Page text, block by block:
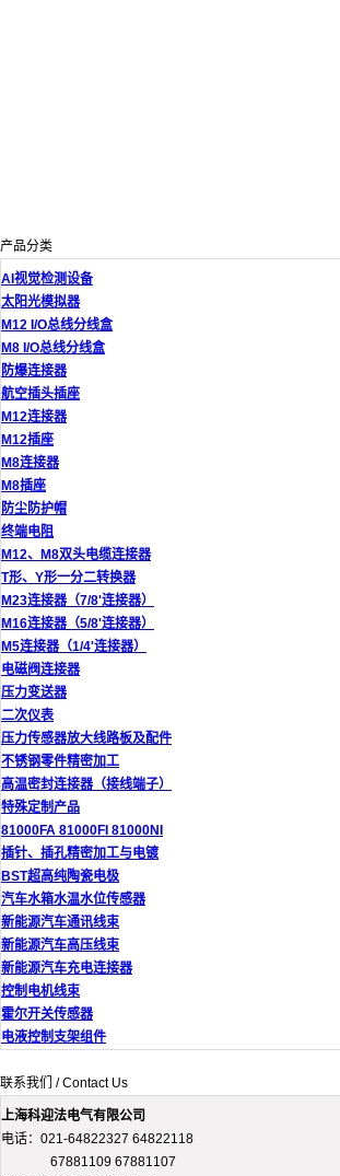
产品分类
AI视觉检测设备
太阳光模拟器
M12 I/O总线分线盒
M8 I/O总线分线盒
防爆连接器
航空插头插座
M12连接器
M12插座
M8连接器
M8插座
防尘防护帽
终端电阻
M12、M8双头电缆连接器
T形、Y形一分二转换器
M23连接器（7/8'连接器）
M16连接器（5/8'连接器）
M5连接器（1/4'连接器）
电磁阀连接器
压力变送器
二次仪表
压力传感器放大线路板及配件
不锈钢零件精密加工
高温密封连接器（接线端子）
特殊定制产品
81000FA 81000FI 81000NI
插针、插孔精密加工与电镀
BST超高纯陶瓷电极
汽车水箱水温水位传感器
新能源汽车通讯线束
新能源汽车高压线束
新能源汽车充电连接器
控制电机线束
霍尔开关传感器
电液控制支架组件
联系我们 / Contact Us
上海科迎法电气有限公司
电话：021-64822327 64822118
67881109 67881107